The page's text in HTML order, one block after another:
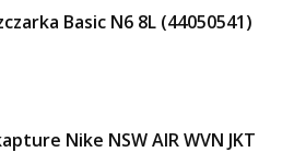
Basic N6 8L (44050541)
Nike NSW AIR WVN JKT